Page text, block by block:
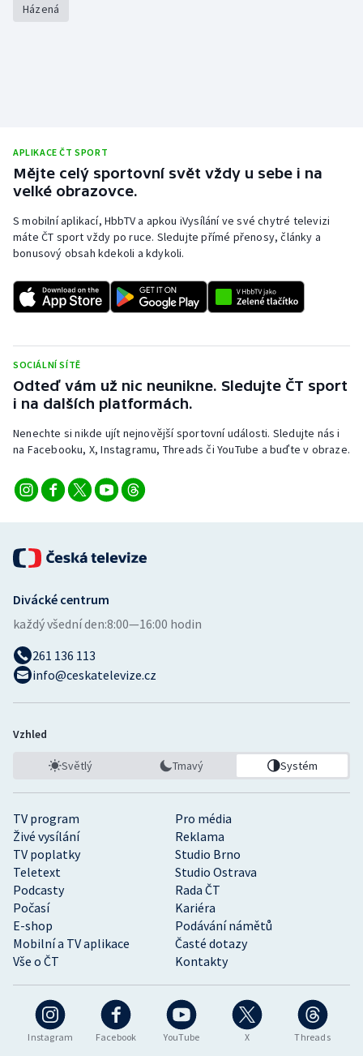
Házená
APLIKACE ČT SPORT
Mějte celý sportovní svět vždy u sebe i na
velké obrazovce.
S mobilní aplikací, HbbTV a apkou iVysílání ve své chytré televizi
máte ČT sport vždy po ruce. Sledujte přímé přenosy, články a
bonusový obsah kdekoli a kdykoli.
SOCIÁLNÍ SÍTĚ
Odteď vám už nic neunikne. Sledujte ČT sport
i na dalších platformách.
Nenechte si nikde ujít nejnovější sportovní události. Sledujte nás i
na Facebooku, X, Instagramu, Threads či YouTube a buďte v obraze.
Instagram Facebook YouTube X Threads
TV program
Pro média
Živé vysílání
Reklama
TV poplatky
Studio Brno
Teletext
Studio Ostrava
Podcasty
Rada ČT
Počasí
Kariéra
E-shop
Podávání námětů
Mobilní a TV aplikace
Časté dotazy
Vše o ČT
Kontakty
Divácké centrum
každý všední den:8:00—16:00 hodin
261 136 113
info@ceskatelevize.cz
Vzhled
Světlý Tmavý Systém